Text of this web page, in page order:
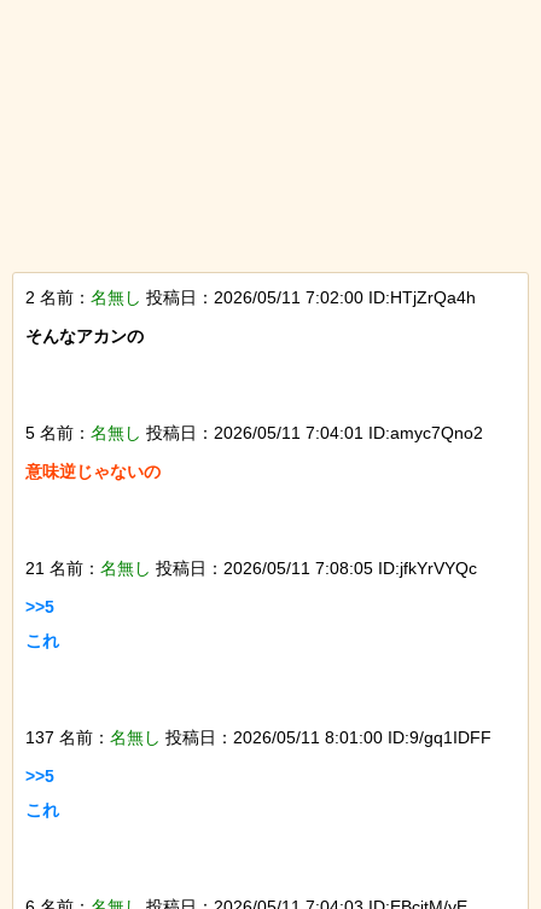
2 名前： 名無し 投稿日：2026/05/11 7:02:00 ID:HTjZrQa4h
そんなアカンの
5 名前： 名無し 投稿日：2026/05/11 7:04:01 ID:amyc7Qno2
意味逆じゃないの
21 名前： 名無し 投稿日：2026/05/11 7:08:05 ID:jfkYrVYQc
>>5
これ
137 名前： 名無し 投稿日：2026/05/11 8:01:00 ID:9/gq1IDFF
>>5
これ